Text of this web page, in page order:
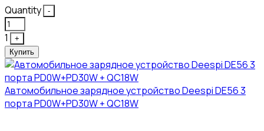
Quantity -
1
+
Купить
Автомобильное зарядное устройство Deespi DE56 3
порта PD0W+PD30W + QC18W